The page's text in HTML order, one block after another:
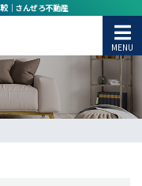
｜さんぜろ不動産